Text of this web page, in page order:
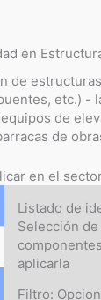
en
de
etc.)
de
de
en el
Listado de
Selección
aplicarla
Filtro: